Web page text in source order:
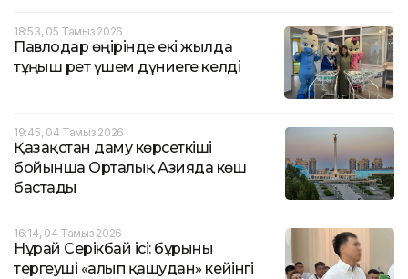
18:53, 05 Тамыз 2026
Павлодар өңірінде екі жылда
тұңғыш рет үшем дүниеге келді
19:45, 04 Тамыз 2026
Қазақстан даму көрсеткіші
бойынша Орталық Азияда көш
бастады
16:14, 04 Тамыз 2026
Нұрай Серікбай ісі: бұрынғы
тергеуші «алып қашудан» кейінгі